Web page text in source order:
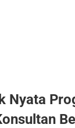
Nyata